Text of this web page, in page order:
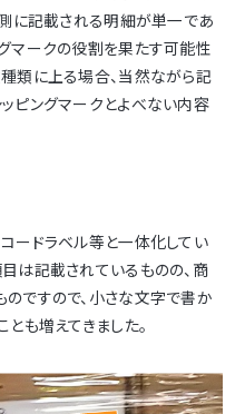
側に記載される明細が単一であ
マークの役割を果たす可能性
類に上る場合、当然ながら記
ピングマークとよべない内容
ードラベル等と一体化してい
は記載されているものの、商
ですので、小さな文字で書か
も増えてきました。